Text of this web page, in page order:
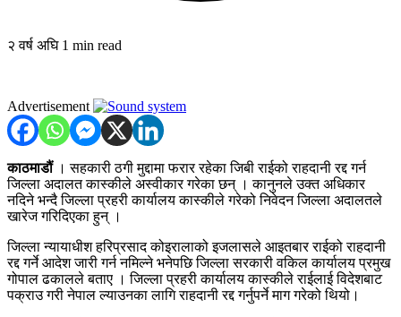
२ वर्ष अघि 1 min read
Advertisement
काठमाडौं। सहकारी ठगी मुद्दामा फरार रहेका जिबी राईको राहदानी रद्द गर्न
जिल्ला अदालत कास्कीले अस्वीकार गरेका छन् । कानुनले उक्त अधिकार
नदिने भन्दै जिल्ला प्रहरी कार्यालय कास्कीले गरेको निवेदन जिल्ला अदालतले
खारेज गरिदिएका हुन् ।
जिल्ला न्यायाधीश हरिप्रसाद कोइरालाको इजलासले आइतबार राईको राहदानी
रद्द गर्ने आदेश जारी गर्न नमिल्ने भनेपछि जिल्ला सरकारी वकिल कार्यालय प्रमुख
गोपाल ढकालले बताए । जिल्ला प्रहरी कार्यालय कास्कीले राईलाई विदेशबाट
पक्राउ गरी नेपाल ल्याउनका लागि राहदानी रद्द गर्नुपर्ने माग गरेको थियो।